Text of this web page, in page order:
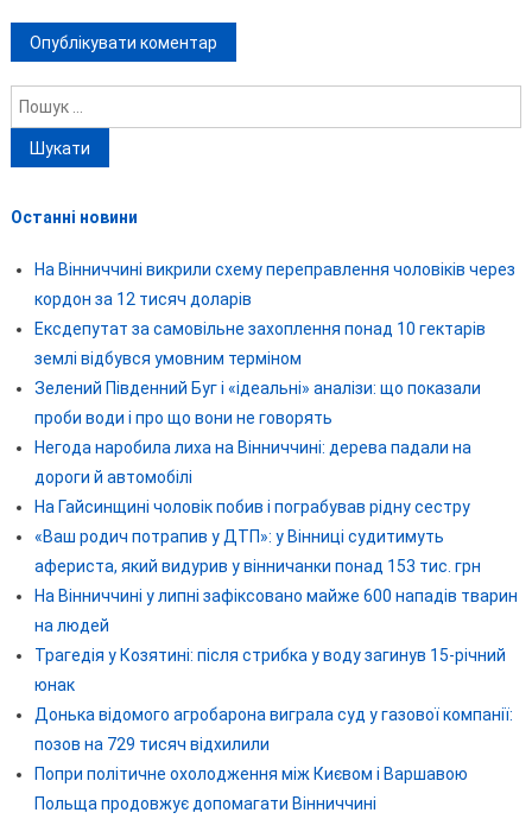
Пошук:
Останні новини
На Вінниччині викрили схему переправлення чоловіків через
кордон за 12 тисяч доларів
Ексдепутат за самовільне захоплення понад 10 гектарів
землі відбувся умовним терміном
Зелений Південний Буг і «ідеальні» аналізи: що показали
проби води і про що вони не говорять
Негода наробила лиха на Вінниччині: дерева падали на
дороги й автомобілі
На Гайсинщині чоловік побив і пограбував рідну сестру
«Ваш родич потрапив у ДТП»: у Вінниці судитимуть
афериста, який видурив у вінничанки понад 153 тис. грн
На Вінниччині у липні зафіксовано майже 600 нападів тварин
на людей
Трагедія у Козятині: після стрибка у воду загинув 15-річний
юнак
Донька відомого агробарона виграла суд у газової компанії:
позов на 729 тисяч відхилили
Попри політичне охолодження між Києвом і Варшавою
Польща продовжує допомагати Вінниччині